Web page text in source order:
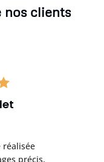
nos clients
réalisée
précis.